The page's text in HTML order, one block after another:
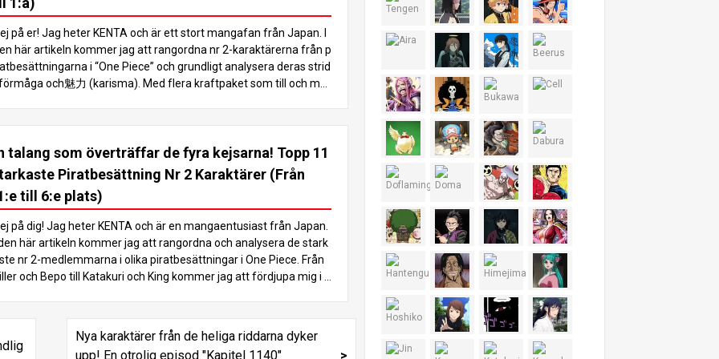
på er! Jag heter KENTA och är ett stort mangafan från Japan. I
här artikeln kommer jag att rangordna nr 2-karaktärerna från p
i “One Piece” och grundligt analysera deras strid
och魅力 (karisma). Med flera kraftpaket som till och me
för sina enorma stridsförmågor. Dessa karaktärer matchar
styrkan hos sin kapten, som vanligtvis är bland de starkaste fi
gurerna som de fyra kejsarna eller de sju krigsherrarna i havet, och
en viktig roll för att föra historien framåt. I den här artikeln g
vi en djupdykning i de starkaste No.2-karaktärerna och rankar TO
11. Låt oss analysera var och ens kampstil och egenskaper för at
t avgöra vem som är den starkaste! Låt oss komma igång med ran
Du kommer inte att vilja missa detta! 5:e plats: Sabo Sabo,
nr 2 i den revolutionära armén, är känd som Luffys och Aces svurn
e-Flame Fruit), en djävulsfrukt av Logia-typ.
talang som överträffar de fyra kejsarna! Topp 11
Piratbesättning Nr 2 Karaktärer (Från
till 6:e plats)
på dig! Jag heter KENTA och är en mangaentusiast från Japan.
den här artikeln kommer jag att rangordna och analysera de stark
nr 2-medlemmarna i olika piratbesättningar i One Piece. Från
och Bepo till Katakuri och King kommer jag att fördjupa mig i d
tärer! 1. Introduktion: Attraktionskraften hos karaktärerna i Piratbe
nr 2 One Piece innehåller en mängd olika kraftfulla karakt
Nya karaktärer från de heliga riddarna dyker
upp! En otrolig episod "Kapitel 1140"